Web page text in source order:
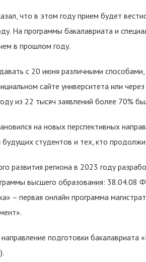
что в этом году прием будет
На программы бакалавриата и
в прошлом году.
с 20 июня различными
сайте университета или
из 22 тысяч заявлений более 70%
на новых перспективных
будущих студентов и тех, кто
развития региона в 2023 году
высшего образования: 38.04.08
– первая онлайн программа
подготовки